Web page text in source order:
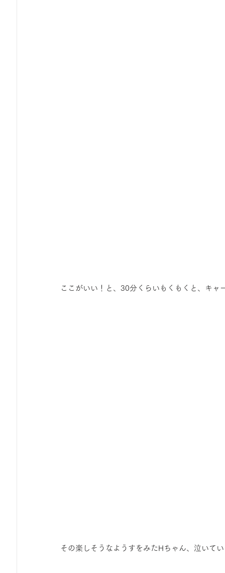
ここがいい！と、30分くらいもくもくと、キャ
その楽しそうなようすをみたHちゃん、泣いて